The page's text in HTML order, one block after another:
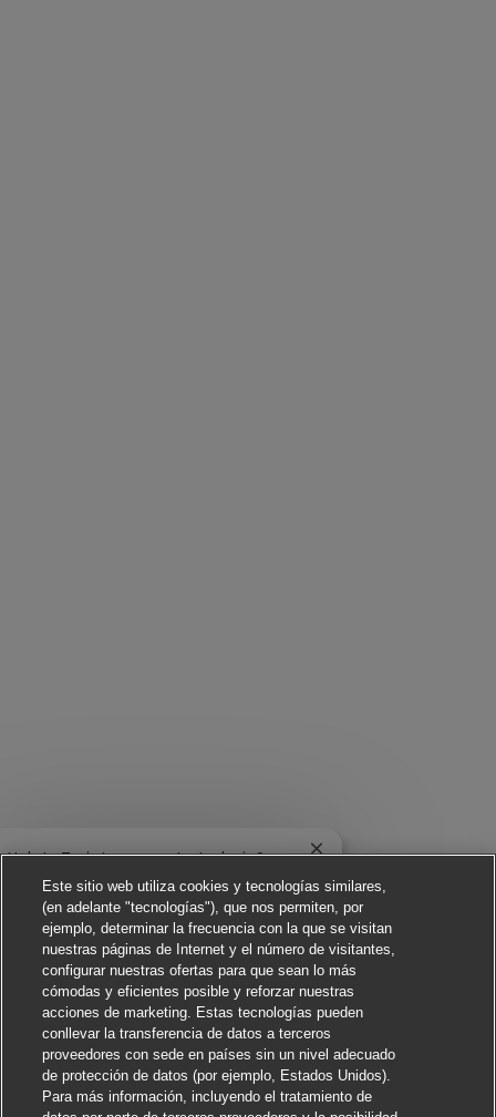
Este sitio web utiliza cookies y tecnologías similares,
(en adelante "tecnologías"), que nos permiten, por
ejemplo, determinar la frecuencia con la que se visitan
nuestras páginas de Internet y el número de visitantes,
configurar nuestras ofertas para que sean lo más
cómodas y eficientes posible y reforzar nuestras
acciones de marketing. Estas tecnologías pueden
conllevar la transferencia de datos a terceros
proveedores con sede en países sin un nivel adecuado
de protección de datos (por ejemplo, Estados Unidos).
Para más información, incluyendo el tratamiento de
¡Hola! ¿Te interesa este trabajo? Cerrar notificación de
Me interesa
Buscar trabajos similares